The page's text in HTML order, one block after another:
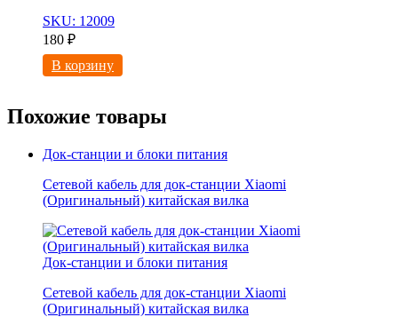
SKU: 12009
180 ₽
В корзину
Похожие товары
Док-станции и блоки питания
Сетевой кабель для док-станции Xiaomi
(Оригинальный) китайская вилка
Док-станции и блоки питания
Сетевой кабель для док-станции Xiaomi
(Оригинальный) китайская вилка